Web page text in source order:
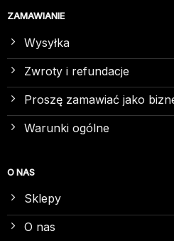
ZAMAWIANIE
Wysyłka
Zwroty i refundacje
Proszę zamawiać jako
Warunki ogólne
O NAS
Sklepy
O nas